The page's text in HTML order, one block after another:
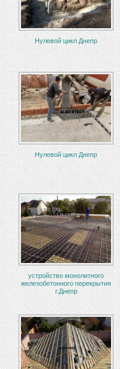
Нулевой цикл Днепр
Нулевой цикл Днепр
устройство монолитного
железобетонного перекрытия
г.Днепр